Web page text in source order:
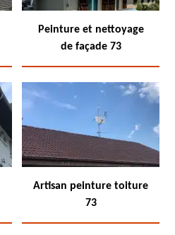
Peinture et nettoyage
de façade 73
Artisan peinture toiture
73